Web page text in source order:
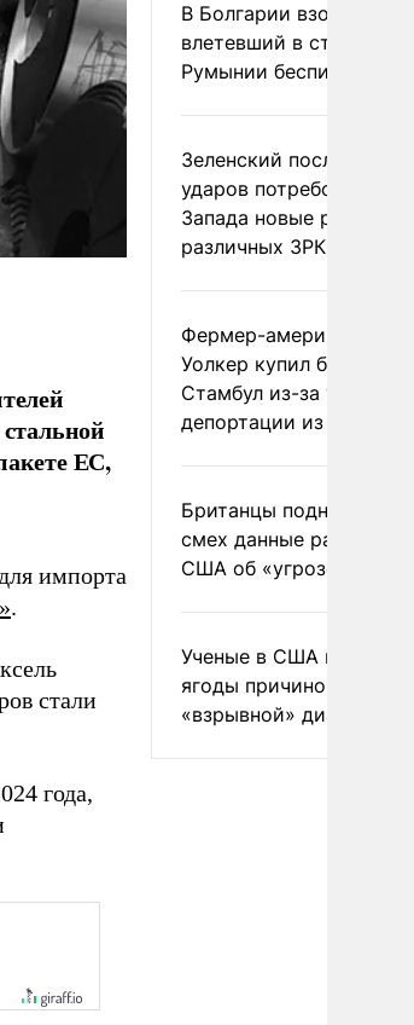
ЕС,
импорта
.
стали
года,
В Болгарии взорвался
влетевший в страну из
Румынии беспилотник
Зеленский после
ударов потребовал у
Запада новые ракеты
различных ЗРК
Фермер-американец
Уолкер купил билет в
Стамбул из-за угрозы
депортации из России
Британцы подняли на
смех данные разведки
США об «угрозе
Ученые в США назвали
ягоды причиной
«взрывной» диареи